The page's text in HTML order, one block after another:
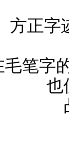
方正字
毛笔字
也